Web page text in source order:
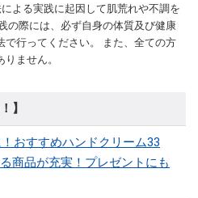
よる実践に起因して肌荒れや不調を
の際には、必ず自身の体質及び健康
行ってください。 また、全ての方
ません。
】
おすすめハンドクリーム33
商品が充実！プレゼントにも